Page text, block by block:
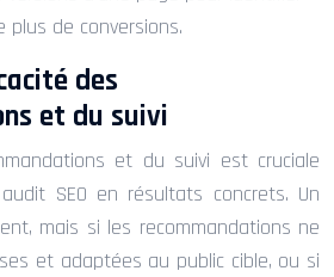
plus de conversions.
des
et du suivi
et du suivi est cruciale
SEO en résultats concrets. Un
mais si les recommandations ne
et adaptées au public cible, ou si